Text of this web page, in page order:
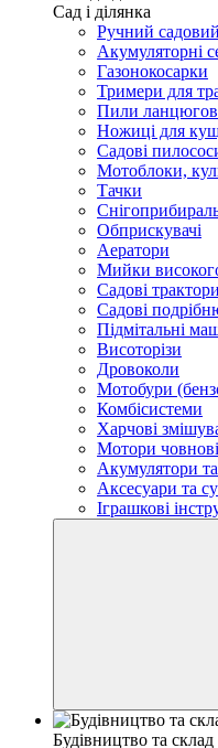
Сад і ділянка
Ручний
Акумуляторні
Газонокосарки
Тримери для
Пили
Ножиці для
Садові
Мотоблоки,
Тачки
Обприскувачі
Аератори
Мийки
Садові
Садові
Підмітальні
Висоторізи
Дровоколи
Мотобури
Комбісистеми
Харчові
Мотори човнові
Акумулятори та
Аксесуари та
Іграшкові
Будівництво та склад